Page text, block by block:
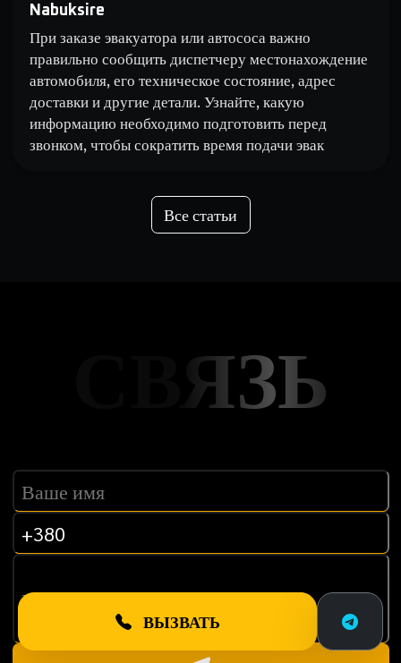
ВЫЗВАТЬ
Nabuksire
При заказе эвакуатора или автососа важно
правильно сообщить диспетчеру местонахождение
автомобиля, его техническое состояние, адрес
доставки и другие детали. Узнайте, какую
информацию необходимо подготовить перед
звонком, чтобы сократить время подачи эвак
Все статьи
СВЯЗЬ